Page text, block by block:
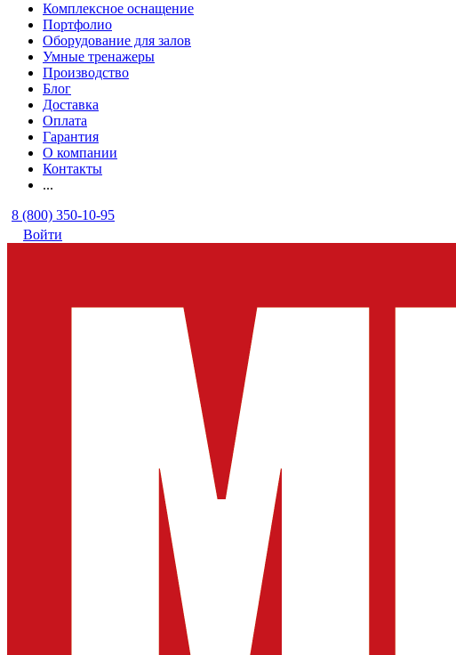
Комплексное оснащение
Портфолио
Оборудование для залов
Умные тренажеры
Производство
Блог
Доставка
Оплата
Гарантия
О компании
Контакты
...
8 (800) 350-10-95
Войти